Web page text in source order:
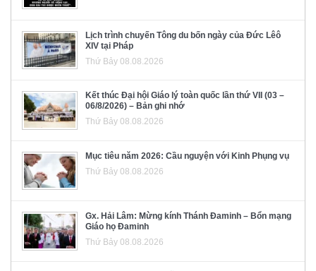
Lịch trình chuyến Tông du bốn ngày của Đức Lêô
XIV tại Pháp
Thứ Bảy 08.08.2026
Kết thúc Đại hội Giáo lý toàn quốc lần thứ VII (03 –
06/8/2026) – Bản ghi nhớ
Thứ Bảy 08.08.2026
Mục tiêu năm 2026: Cầu nguyện với Kinh Phụng vụ
Thứ Bảy 08.08.2026
Gx. Hải Lâm: Mừng kính Thánh Đaminh – Bổn mạng
Giáo họ Đaminh
Thứ Bảy 08.08.2026